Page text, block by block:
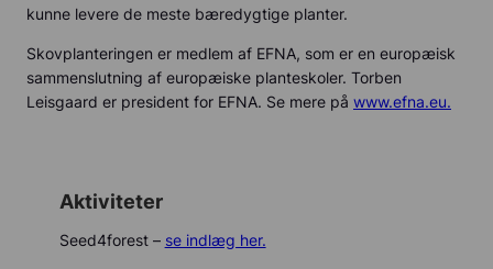
kunne levere de meste bæredygtige planter.
Skovplanteringen er medlem af EFNA, som er en europæisk
sammenslutning af europæiske planteskoler. Torben
Leisgaard er president for EFNA. Se mere på www.efna.eu.
Aktiviteter
Seed4forest – se indlæg her.